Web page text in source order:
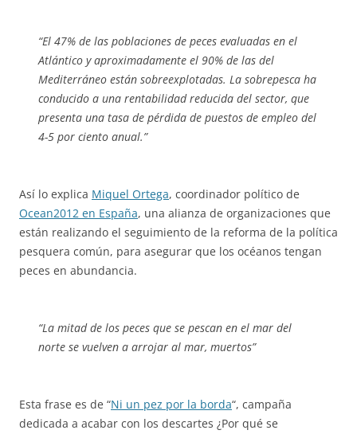
“El 47% de las poblaciones de peces evaluadas en el
Atlántico y aproximadamente el 90% de las del
Mediterráneo están sobreexplotadas. La sobrepesca ha
conducido a una rentabilidad reducida del sector, que
presenta una tasa de pérdida de puestos de empleo del
4-5 por ciento anual.”
Así lo explica Miquel Ortega, coordinador político de
Ocean2012 en España, una alianza de organizaciones que
están realizando el seguimiento de la reforma de la política
pesquera común, para asegurar que los océanos tengan
peces en abundancia.
“La mitad de los peces que se pescan en el mar del
norte se vuelven a arrojar al mar, muertos”
Esta frase es de “Ni un pez por la borda“, campaña
dedicada a acabar con los descartes ¿Por qué se